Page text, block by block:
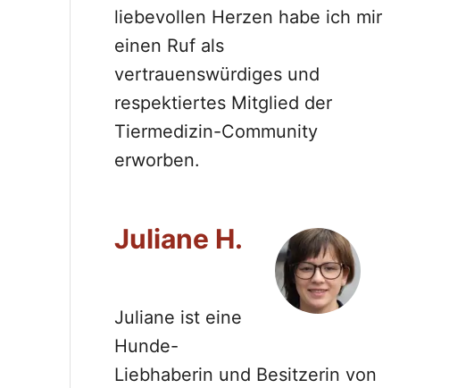
liebevollen Herzen habe ich mir
einen Ruf als
vertrauenswürdiges und
respektiertes Mitglied der
Tiermedizin-Community
erworben.
Juliane H.
Juliane ist eine
Hunde-
Liebhaberin und Besitzerin von